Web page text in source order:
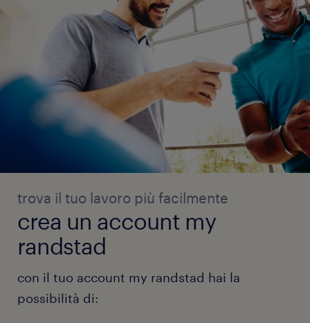
trova il tuo lavoro più facilmente
crea un account my
randstad
con il tuo account my randstad hai la
possibilità di: